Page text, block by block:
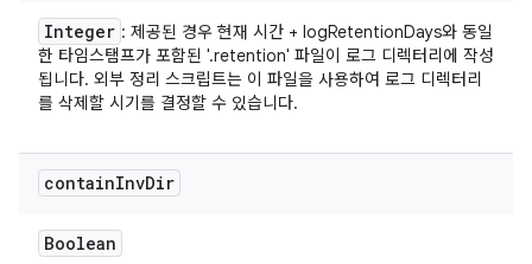
Integer : 제공된 경우 현재 시간 + logRetentionDays와 동일
한 타임스탬프가 포함된 '.retention' 파일이 로그 디렉터리에 작성
됩니다. 외부 정리 스크립트는 이 파일을 사용하여 로그 디렉터리
를 삭제할 시기를 결정할 수 있습니다.
containInvDir
Boolean